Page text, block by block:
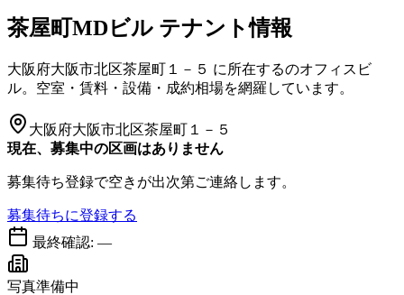
茶屋町MDビル テナント情報
大阪府大阪市北区茶屋町１－５ に所在するのオフィスビ
ル。空室・賃料・設備・成約相場を網羅しています。
大阪府大阪市北区茶屋町１－５
現在、募集中の区画はありません
募集待ち登録で空きが出次第ご連絡します。
募集待ちに登録する
最終確認: —
写真準備中